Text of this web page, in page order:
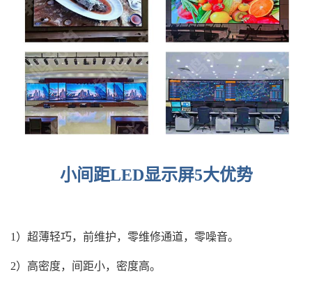
小间距LED显示屏5大优势
1）超薄轻巧，前维护，零维修通道，零噪音。
2）高密度，间距小，密度高。